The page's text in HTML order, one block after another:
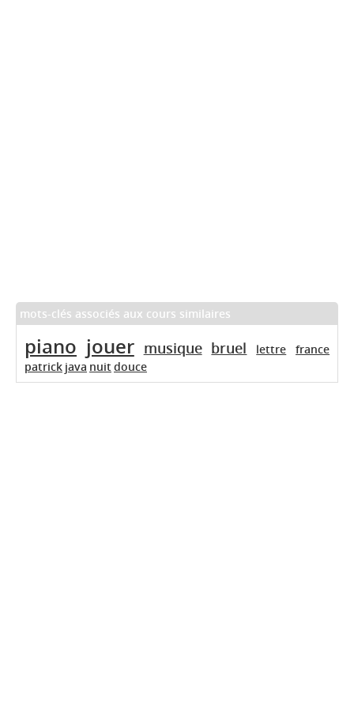
mots-clés associés aux cours similaires
piano jouer musique bruel lettre
france
patrick java nuitdouce